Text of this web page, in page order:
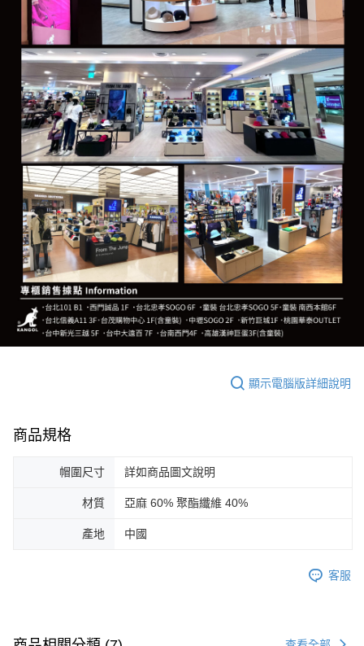
顯示電腦版詳細說明
商品規格
帽圍尺寸 詳如商品圖文說明
材質 亞麻 60% 聚酯纖維 40%
產地 中國
客服